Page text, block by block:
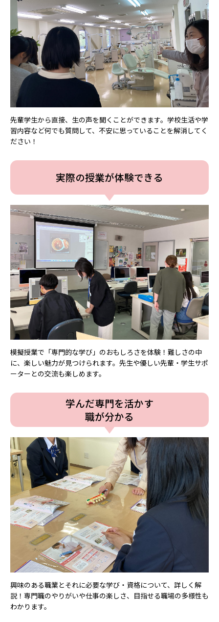
先輩学⽣から直接、⽣の声を聞くことができます。学校⽣活や学
習内容など何でも質問して、不安に思っていることを解消してく
ださい！
実際の授業が体験できる
模擬授業で「専⾨的な学び」のおもしろさを体験！難しさの中
に、楽しい魅⼒が⾒つけられます。先⽣や優しい先輩・学⽣サポ
ーターとの交流も楽しめます。
学んだ専⾨を活かす
職が分かる
興味のある職業とそれに必要な学び・資格について、詳しく解
説！専⾨職のやりがいや仕事の楽しさ、⽬指せる職場の多様性も
わかります。